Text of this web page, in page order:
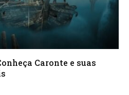
Caronte e suas